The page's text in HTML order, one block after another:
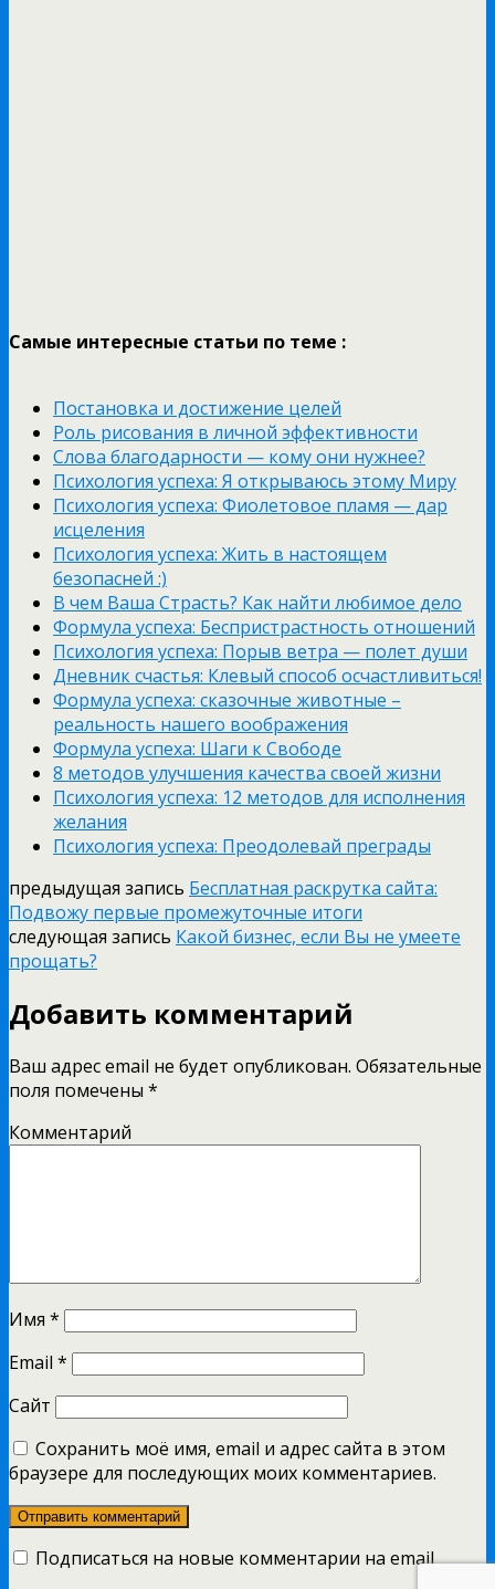
Самые интересные статьи по теме :
Постановка и достижение целей
Роль рисования в личной эффективности
Слова благодарности — кому они нужнее?
Психология успеха: Я открываюсь этому Миру
Психология успеха: Фиолетовое пламя — дар
исцеления
Психология успеха: Жить в настоящем
безопасней :)
В чем Ваша Страсть? Как найти любимое дело
Формула успеха: Беспристрастность отношений
Психология успеха: Порыв ветра — полет души
Дневник счастья: Клевый способ осчастливиться!
Формула успеха: сказочные животные –
реальность нашего воображения
Формула успеха: Шаги к Cвободе
8 методов улучшения качества своей жизни
Психология успеха: 12 методов для исполнения
желания
Психология успеха: Преодолевай преграды
предыдущая запись Бесплатная раскрутка сайта:
Подвожу первые промежуточные итоги
следующая запись Какой бизнес, если Вы не умеете
прощать?
Добавить комментарий
Ваш адрес email не будет опубликован. Обязательные
поля помечены *
Комментарий
Имя *
Email *
Сайт
Сохранить моё имя, email и адрес сайта в этом
браузере для последующих моих комментариев.
Подписаться на новые комментарии на email